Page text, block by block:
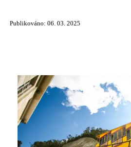
Publikováno: 06. 03. 2025